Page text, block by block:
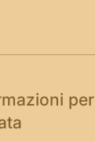
per